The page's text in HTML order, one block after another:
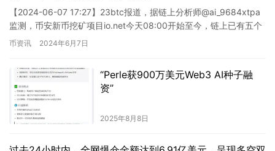
【2024-06-07 17:27】23btc报道，据链上分析师@ai_9684xtpa
监测，币安新币挖矿项目io.net今天08:00开始至今，链上已有五个
大额持有者地址从 Ve…
币资讯 2024年6月7日
“Perle获900万美元Web3 AI种子融
资”
2025年8月8日